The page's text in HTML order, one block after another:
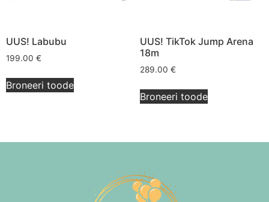
UUS! Labubu
199.00 €
Broneeri toode
UUS! TikTok Jump Arena
18m
289.00 €
Broneeri toode